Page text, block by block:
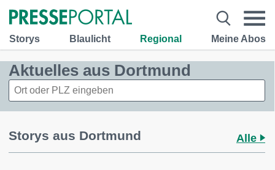
Storys Blaulicht Regional Meine Abos
Aktuelles aus Dortmund
Storys aus Dortmund Alle